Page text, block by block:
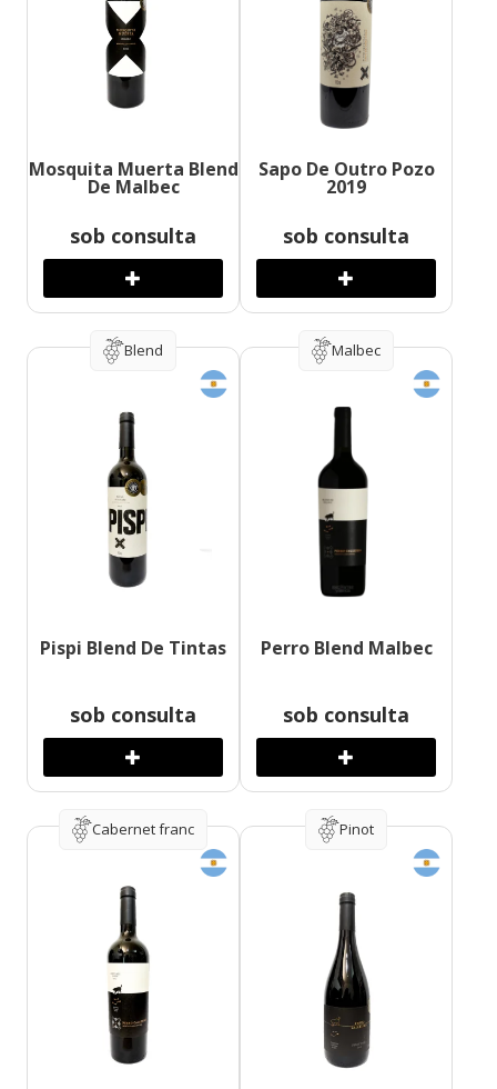
Mosquita Muerta Blend
De Malbec
sob consulta
Sapo De Outro Pozo
2019
sob consulta
Blend
Pispi Blend De Tintas
sob consulta
Malbec
Perro Blend Malbec
sob consulta
Cabernet franc Pinot